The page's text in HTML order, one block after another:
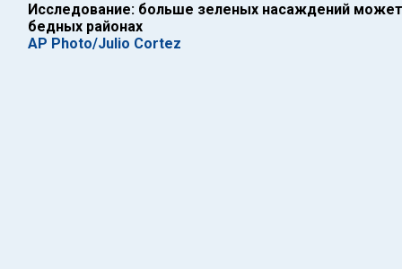
Исследование: больше зеленых насаждений
бедных районах
AP Photo/Julio Cortez